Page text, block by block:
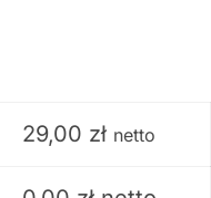
29,00 zł netto